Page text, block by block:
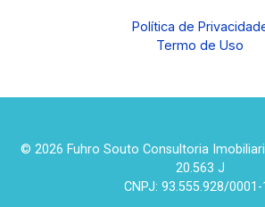
Política de
Termo de Uso
© 2026 Fuhro Souto Consultoria
20.563 J
CNPJ: 93.555.928/0001-